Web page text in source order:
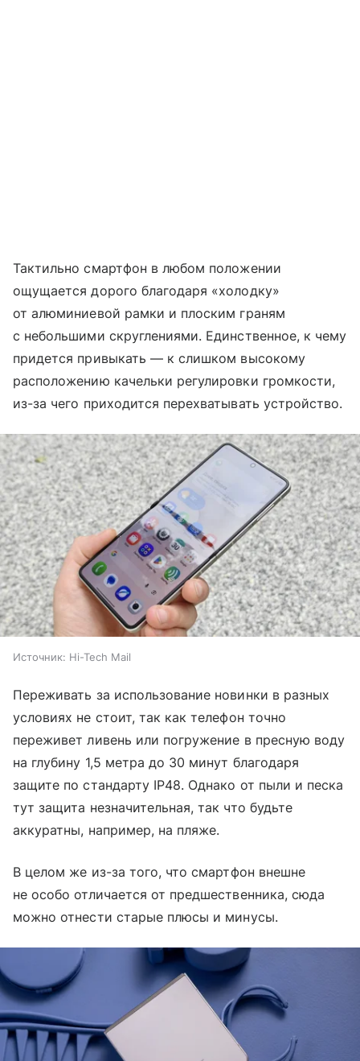
Тактильно смартфон в любом положении
ощущается дорого благодаря «холодку»
от алюминиевой рамки и плоским граням
с небольшими скруглениями. Единственное, к чему
придется привыкать — к слишком высокому
расположению качельки регулировки громкости,
из-за чего приходится перехватывать устройство.
Источник: Hi-Tech Mail
Переживать за использование новинки в разных
условиях не стоит, так как телефон точно
переживет ливень или погружение в пресную воду
на глубину 1,5 метра до 30 минут благодаря
защите по стандарту IP48. Однако от пыли и песка
тут защита незначительная, так что будьте
аккуратны, например, на пляже.
В целом же из-за того, что смартфон внешне
не особо отличается от предшественника, сюда
можно отнести старые плюсы и минусы.